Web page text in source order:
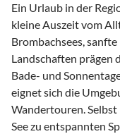
Ein Urlaub in der
kleine Auszeit vom
Brombachsees,
Landschaften prägen
Bade- und
eignet sich die
Wandertouren.
See zu entspannten